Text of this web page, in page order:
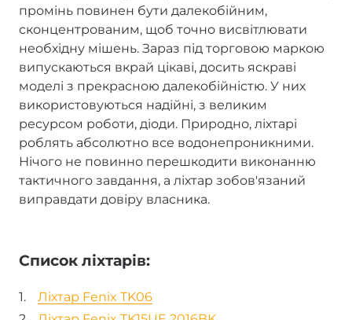
промінь повинен бути далекобійним,
сконцентрованим, щоб точно висвітлювати
необхідну мішень. Зараз під торговою маркою
випускаються вкрай цікаві, досить яскраві
моделі з прекрасною далекобійністю. У них
використовуються надійні, з великим
ресурсом роботи, діоди. Природно, ліхтарі
роблять абсолютно все водонепроникними.
Нічого не повинно перешкодити виконанню
тактичного завдання, а ліхтар зобов'язаний
виправдати довіру власника.
Список ліхтарів:
Ліхтар Fenix TK06